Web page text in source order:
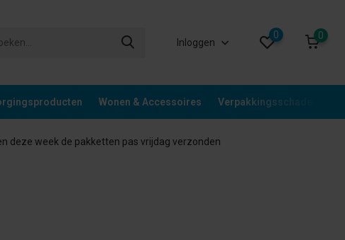
Inloggen
0 0
Wonen & Accessoires Verpakkingsschade
deze week de pakketten pas vrijdag verzonden